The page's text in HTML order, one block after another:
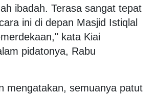
ibadah. Terasa sangat tepat
ini di depan Masjid Istiqlal
kata Kiai
pidatonya, Rabu
mengatakan, semuanya patut